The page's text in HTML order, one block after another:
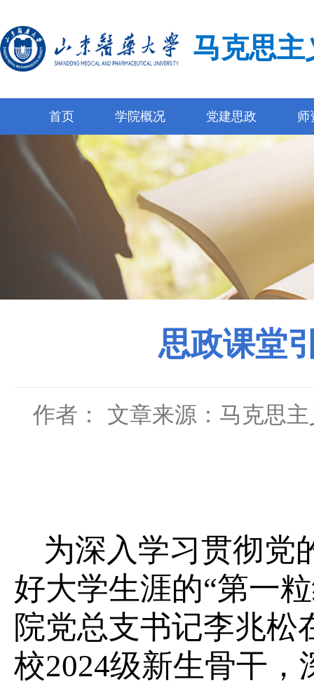
马克思主
首页 学院概况 党建思政 师
思政课堂
作者： 文章来源：马克思
为深入学习贯彻党
好大学生涯的“第一
院党总支书记李兆松
校2024级新生骨干，